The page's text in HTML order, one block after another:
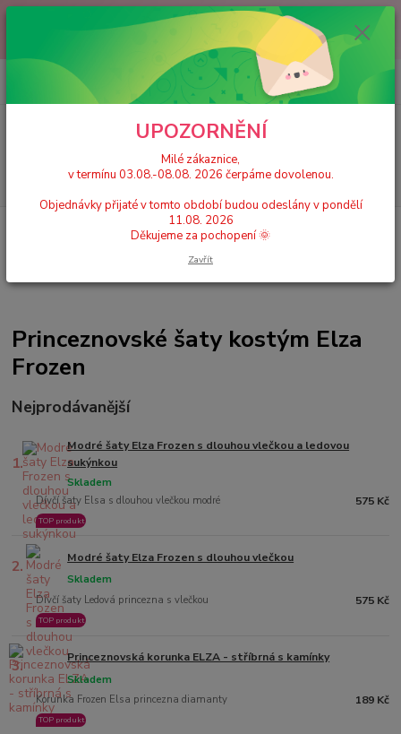
Milé zákaznice, v termínu 03.08.-08.08. 2026 čerpáme dovolenou.
Objednávky přijaté v tomto období budou odeslány v pondělí 11.08.
2026 Děkujeme za pochopení 🌞
CZK
Hledat
+420 777 224 390
(Po-Pá, 9-17 hod.)
0 Kč
Dětské karnevalové kostýmy / Princeznovské šaty, doplňky
Princeznovské šaty kostým Elza
Frozen
Nejprodávanější
1.
Modré šaty Elza Frozen s dlouhou vlečkou a ledovou
sukýnkou
Dívčí šaty Elsa s dlouhou vlečkou modré
Skladem
TOP produkt
575 Kč
2. Modré šaty Elza Frozen s dlouhou vlečkou
Dívčí šaty Ledová princezna s vlečkou
Skladem
TOP produkt
575 Kč
3. Princeznovská korunka ELZA - stříbrná s kamínky
Korunka Frozen Elsa princezna diamanty
Skladem
TOP produkt
189 Kč
UPOZORNĚNÍ
Milé zákaznice,
v termínu 03.08.-08.08. 2026 čerpáme dovolenou.
Objednávky přijaté v tomto období budou odeslány v pondělí
11.08. 2026
Děkujeme za pochopení 🌞
Zavřít